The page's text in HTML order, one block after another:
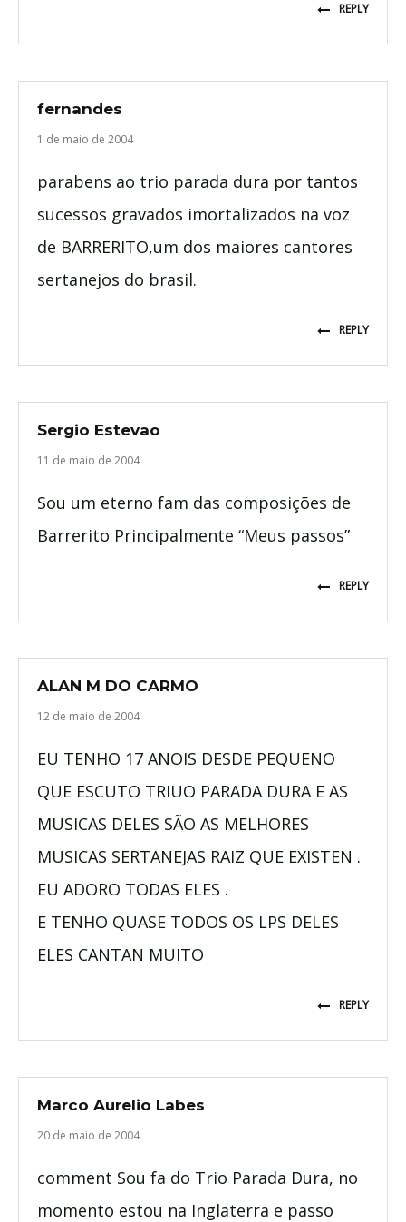
REPLY
fernandes
1 de maio de 2004
parabens ao trio parada dura por tantos
sucessos gravados imortalizados na voz
de BARRERITO,um dos maiores cantores
sertanejos do brasil.
REPLY
Sergio Estevao
11 de maio de 2004
Sou um eterno fam das composições de
Barrerito Principalmente “Meus passos”
REPLY
ALAN M DO CARMO
12 de maio de 2004
EU TENHO 17 ANOIS DESDE PEQUENO
QUE ESCUTO TRIUO PARADA DURA E AS
MUSICAS DELES SÃO AS MELHORES
MUSICAS SERTANEJAS RAIZ QUE EXISTEN .
EU ADORO TODAS ELES .
E TENHO QUASE TODOS OS LPS DELES
ELES CANTAN MUITO
REPLY
Marco Aurelio Labes
20 de maio de 2004
comment Sou fa do Trio Parada Dura, no
momento estou na Inglaterra e passo